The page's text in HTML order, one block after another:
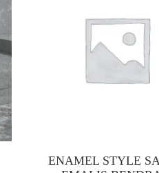
ENAMEL STYLE